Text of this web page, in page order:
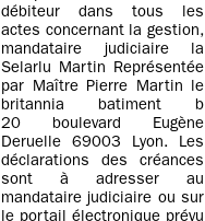
débiteur dans tous les
actes concernant la gestion,
mandataire judiciaire la
Selarlu Martin Représentée
par Maître Pierre Martin le
britannia batiment b
20 boulevard Eugène
Deruelle 69003 Lyon. Les
déclarations des créances
sont à adresser au
mandataire judiciaire ou sur